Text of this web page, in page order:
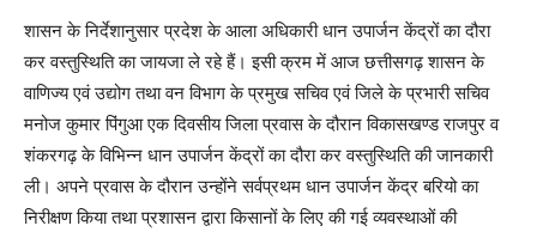
शासन के निर्देशानुसार प्रदेश के आला अधिकारी धान उपार्जन केंद्रों का दौरा
कर वस्तुस्थिति का जायजा ले रहे हैं। इसी क्रम में आज छत्तीसगढ़ शासन के
वाणिज्य एवं उद्योग तथा वन विभाग के प्रमुख सचिव एवं जिले के प्रभारी सचिव
मनोज कुमार पिंगुआ एक दिवसीय जिला प्रवास के दौरान विकासखण्ड राजपुर व
शंकरगढ़ के विभिन्न धान उपार्जन केंद्रों का दौरा कर वस्तुस्थिति की जानकारी
ली। अपने प्रवास के दौरान उन्होंने सर्वप्रथम धान उपार्जन केंद्र बरियो का
निरीक्षण किया तथा प्रशासन द्वारा किसानों के लिए की गई व्यवस्थाओं की